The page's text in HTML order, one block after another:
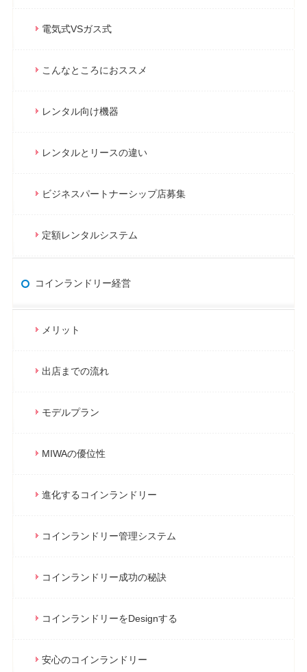
電気式VSガス式
こんなところにおススメ
レンタル向け機器
レンタルとリースの違い
ビジネスパートナーシップ店募集
定額レンタルシステム
コインランドリー経営
メリット
出店までの流れ
モデルプラン
MIWAの優位性
進化するコインランドリー
コインランドリー管理システム
コインランドリー成功の秘訣
コインランドリーをDesignする
安心のコインランドリー